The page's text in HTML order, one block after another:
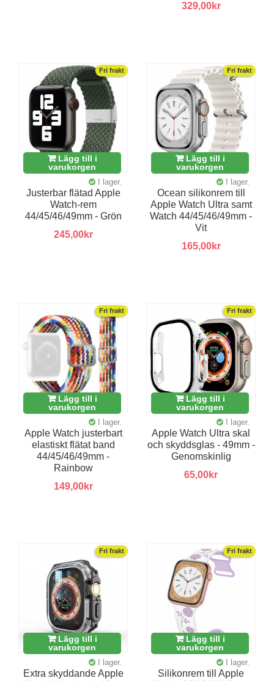
329,00kr
Fri frakt
Lägg till i
varukorgen
I lager.
Justerbar flätad Apple
Watch-rem
44/45/46/49mm - Grön
245,00kr
Fri frakt
Lägg till i
varukorgen
I lager.
Ocean silikonrem till
Apple Watch Ultra samt
Watch 44/45/46/49mm -
Vit
165,00kr
Fri frakt
Lägg till i
varukorgen
I lager.
Apple Watch justerbart
elastiskt flätat band
44/45/46/49mm -
Rainbow
149,00kr
Fri frakt
Lägg till i
varukorgen
I lager.
Apple Watch Ultra skal
och skyddsglas - 49mm -
Genomskinlig
65,00kr
Fri frakt
Lägg till i
varukorgen
I lager.
Extra skyddande Apple
Fri frakt
Lägg till i
varukorgen
I lager.
Silikonrem till Apple